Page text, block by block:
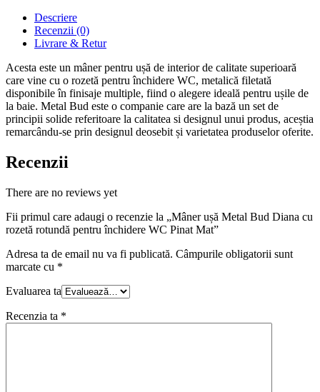
Descriere
Recenzii (0)
Livrare & Retur
Acesta este un mâner pentru ușă de interior de calitate superioară
care vine cu o rozetă pentru închidere WC, metalică filetată
disponibile în finisaje multiple, fiind o alegere ideală pentru ușile de
la baie. Metal Bud este o companie care are la bază un set de
principii solide referitoare la calitatea si designul unui produs, aceștia
remarcându-se prin designul deosebit și varietatea produselor oferite.
Recenzii
There are no reviews yet
Fii primul care adaugi o recenzie la „Mâner ușă Metal Bud Diana cu
rozetă rotundă pentru închidere WC Pinat Mat”
Adresa ta de email nu va fi publicată. Câmpurile obligatorii sunt
marcate cu *
Evaluarea ta
Recenzia ta *